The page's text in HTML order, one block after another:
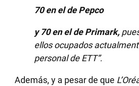
70 en el de Pepco
y 70 en el de Primark,
ellos ocupados
personal de ETT”.
Además, y a pesar de que